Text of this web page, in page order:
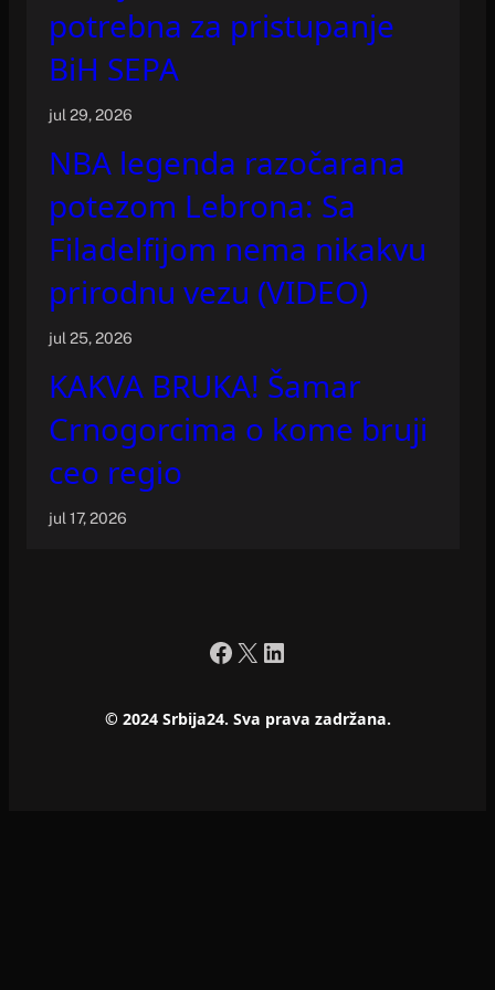
potrebna za pristupanje
BiH SEPA
jul 29, 2026
NBA legenda razočarana
potezom Lebrona: Sa
Filadelfijom nema nikakvu
prirodnu vezu (VIDEO)
jul 25, 2026
KAKVA BRUKA! Šamar
Crnogorcima o kome bruji
ceo regio
jul 17, 2026
Facebook
X LinkedIn
© 2024 Srbija24. Sva prava zadržana.